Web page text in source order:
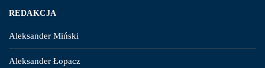
REDAKCJA
Aleksander Miński
Aleksander Łopacz